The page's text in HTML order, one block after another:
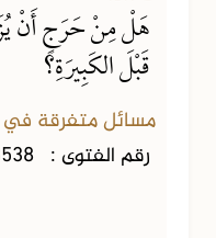
هَلْ مِنْ حَرَجٍ أَنْ
قَبْلَ الكَبِيرَةِ؟
مسائل متفرقة في
رقم الفتوى :